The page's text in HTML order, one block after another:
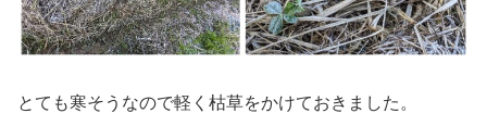
とても寒そうなので軽く枯草をかけておきました。